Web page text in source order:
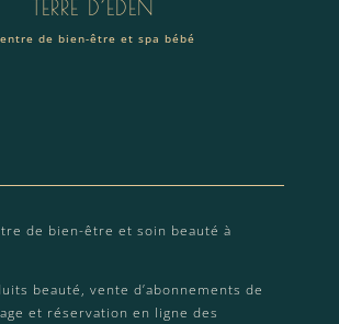
TERRE D’EDEN
de bien-être et spa bébé
de bien-être et soin beauté à
beauté, vente d’abonnements de
et réservation en ligne des